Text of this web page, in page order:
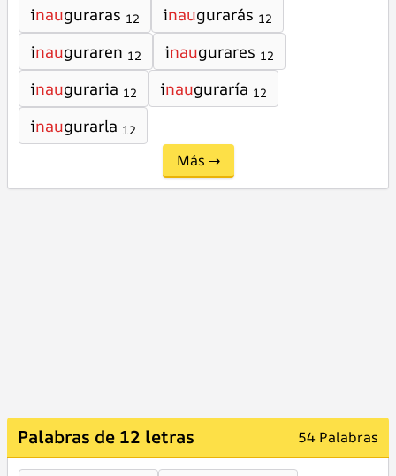
inauguraras 12 inaugurarás 12
inauguraren 12 inaugurares 12
inauguraria 12 inauguraría 12
inaugurarla 12
Más →
Palabras de 12 letras 54 Palabras